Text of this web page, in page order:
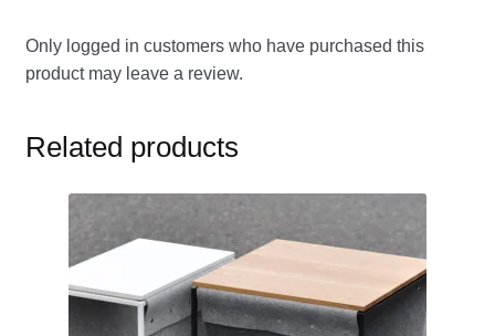
Only logged in customers who have purchased this
product may leave a review.
Related products